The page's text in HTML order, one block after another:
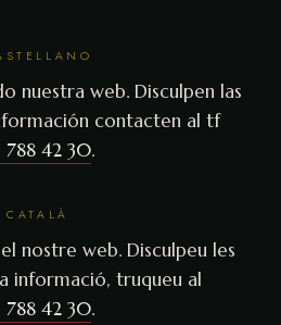
nuestra web. Disculpen las
contacten al tf
788 42 30.
CATALÀ
nostre web. Disculpeu les
informació, truqueu al
788 42 30.